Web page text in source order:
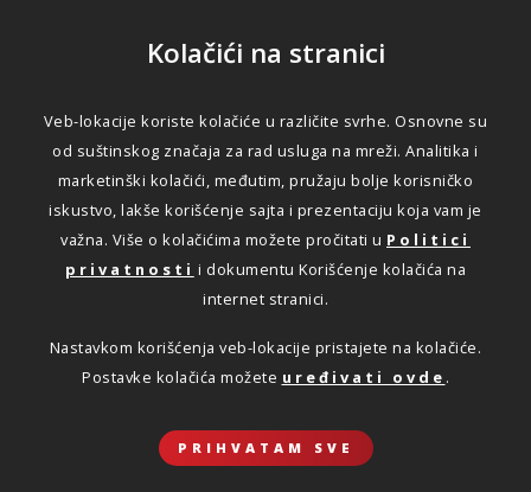
Kolačići na stranici
Veb-lokacije koriste kolačiće u različite svrhe. Osnovne su
od suštinskog značaja za rad usluga na mreži. Analitika i
marketinški kolačići, međutim, pružaju bolje korisničko
iskustvo, lakše korišćenje sajta i prezentaciju koja vam je
važna. Više o kolačićima možete pročitati u Politici
privatnosti i dokumentu Korišćenje kolačića na
internet stranici.
Nastavkom korišćenja veb-lokacije pristajete na kolačiće.
Postavke kolačića možete uređivati ovde .
PRIHVATAM SVE
Za sve što vam je važno.
Saznajte više o svim osiguranjima